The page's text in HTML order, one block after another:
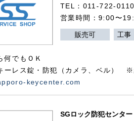
TEL：011-722-
営業時間：9:00〜
販売可 工事
何でもＯＫ
ーレス錠・防犯（カメラ、ベル）
keycenter.com
SGロック防犯センター